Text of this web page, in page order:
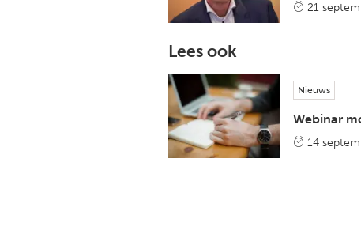
21
Lees ook
Nieuws
Webinar
14